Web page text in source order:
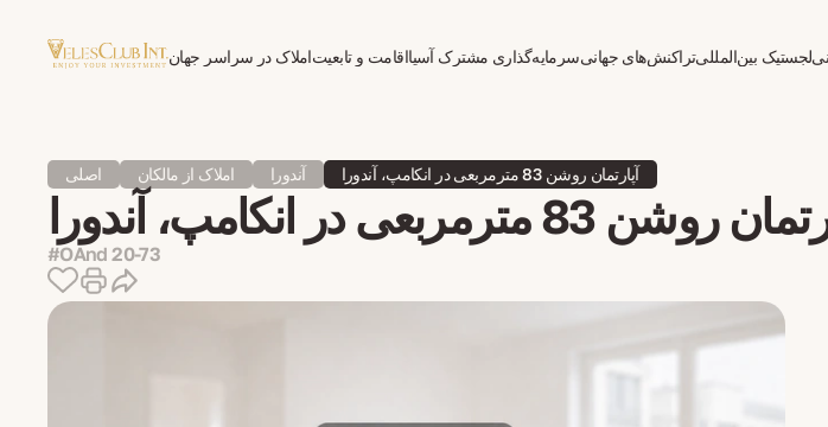
املاک در سراسر جهاناقامت و تابعیتسرمایه‌گذاری مشترک آسیاتراکنش‌های جهانیلجستیک بین‌المللی
اصلی املاک از مالکان آندورا آپارتمان روشن 83 مترمربعی در انکامپ، آندورا
روشن 83 مترمربعی در انکامپ، آندورا
#OAnd 20-73